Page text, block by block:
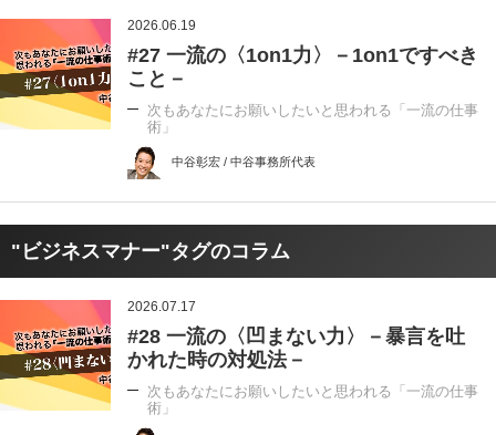
2026.06.19
#27 一流の〈1on1力〉－1on1ですべき
こと－
次もあなたにお願いしたいと思われる「一流の仕事
術」
中谷彰宏 / 中谷事務所代表
"ビジネスマナー"タグのコラム
2026.07.17
#28 一流の〈凹まない力〉－暴言を吐
かれた時の対処法－
次もあなたにお願いしたいと思われる「一流の仕事
術」